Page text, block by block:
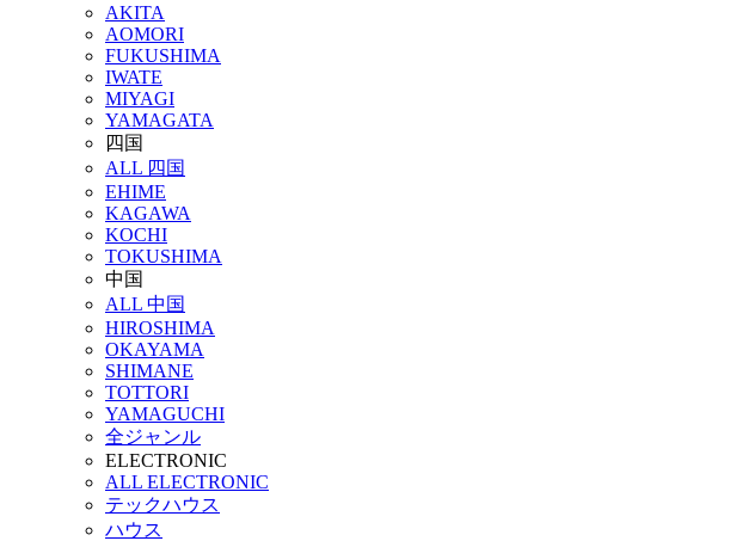
AKITA
AOMORI
FUKUSHIMA
IWATE
MIYAGI
YAMAGATA
四国
ALL 四国
EHIME
KAGAWA
KOCHI
TOKUSHIMA
中国
ALL 中国
HIROSHIMA
OKAYAMA
SHIMANE
TOTTORI
YAMAGUCHI
全ジャンル
ELECTRONIC
ALL ELECTRONIC
テックハウス
ハウス